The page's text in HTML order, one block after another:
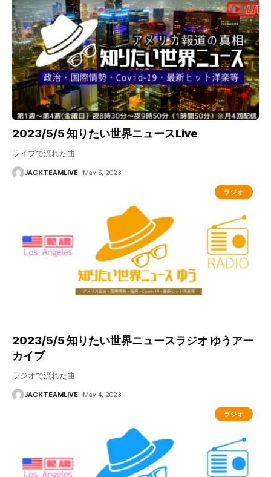
2023/5/5 知りたい世界ニュースLive
ライブで流れた曲
JACKTEAMLIVE May 5, 2023
ラジオ
2023/5/5 知りたい世界ニュースラジオ ゆうアー
カイブ
ラジオで流れた曲
JACKTEAMLIVE May 4, 2023
ラジオ